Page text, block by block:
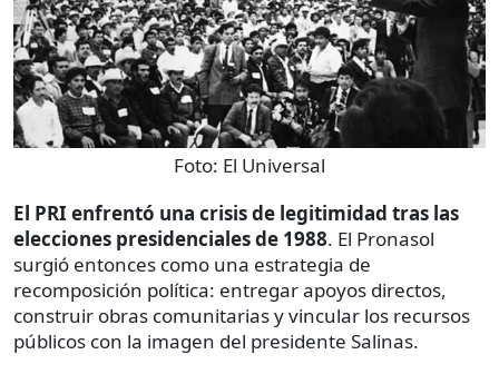
Foto: El Universal
El PRI enfrentó una crisis de legitimidad tras las
elecciones presidenciales de 1988. El Pronasol
surgió entonces como una estrategia de
recomposición política: entregar apoyos directos,
construir obras comunitarias y vincular los recursos
públicos con la imagen del presidente Salinas.